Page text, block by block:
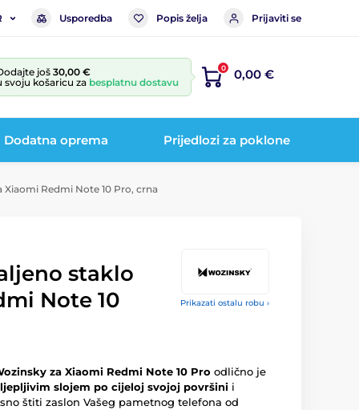
Usporedba Popis želja Prijaviti se
još 30,00 €
svoju košaricu za besplatnu dostavu
0 0,00 €
Dodatna oprema Prijedlozi za poklone
Redmi Note 10 Pro, crna
Prikazati ostalu robu ›
staklo
Note 10
za Xiaomi Redmi Note 10 Pro odlično je
slojem po cijeloj svojoj površini i
štiti zaslon Vašeg pametnog telefona od